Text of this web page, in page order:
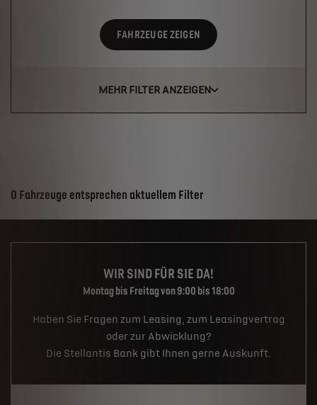
FAHRZEUGE ZEIGEN
MEHR FILTER ANZEIGEN
Suchergebnisse
0 Fahrzeuge entsprechen aktuellem Filter
WIR SIND FÜR SIE DA!
Montag bis Freitag von 9:00 bis 18:00
Haben Sie Fragen zum Leasing, zum Leasingvertrag
oder zur Abwicklung?
Die Stellantis Bank gibt Ihnen gerne Auskunft.